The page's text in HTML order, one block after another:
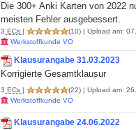
Die 300+ Anki Karten von 2022
meisten Fehler ausgebessert.
3 ECs | (10) | Upload am:
Werkstoffkunde VO
Klausurangabe 31.03.2023
Korrigierte Gesamtklausur
3 ECs | (22) | Upload am:
Werkstoffkunde VO
Klausurangabe 24.06.2022